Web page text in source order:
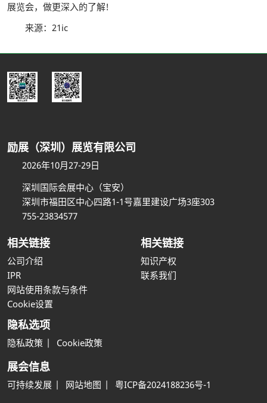
展览会，做更深入的了解!
来源：21ic
励展（深圳）展览有限公司
2026年10月27-29日
深圳国际会展中心（宝安）
深圳市福田区中心四路1-1号嘉里建设广场3座303
755-23834577
相关链接
公司介绍
IPR
网站使用条款与条件
Cookie设置
相关链接
知识产权
联系我们
隐私选项
隐私政策 Cookie政策
展会信息
可持续发展 网站地图 粤ICP备2024188236号-1